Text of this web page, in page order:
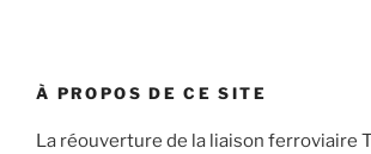
À PROPOS DE CE SITE
La réouverture de la liaison ferroviaire